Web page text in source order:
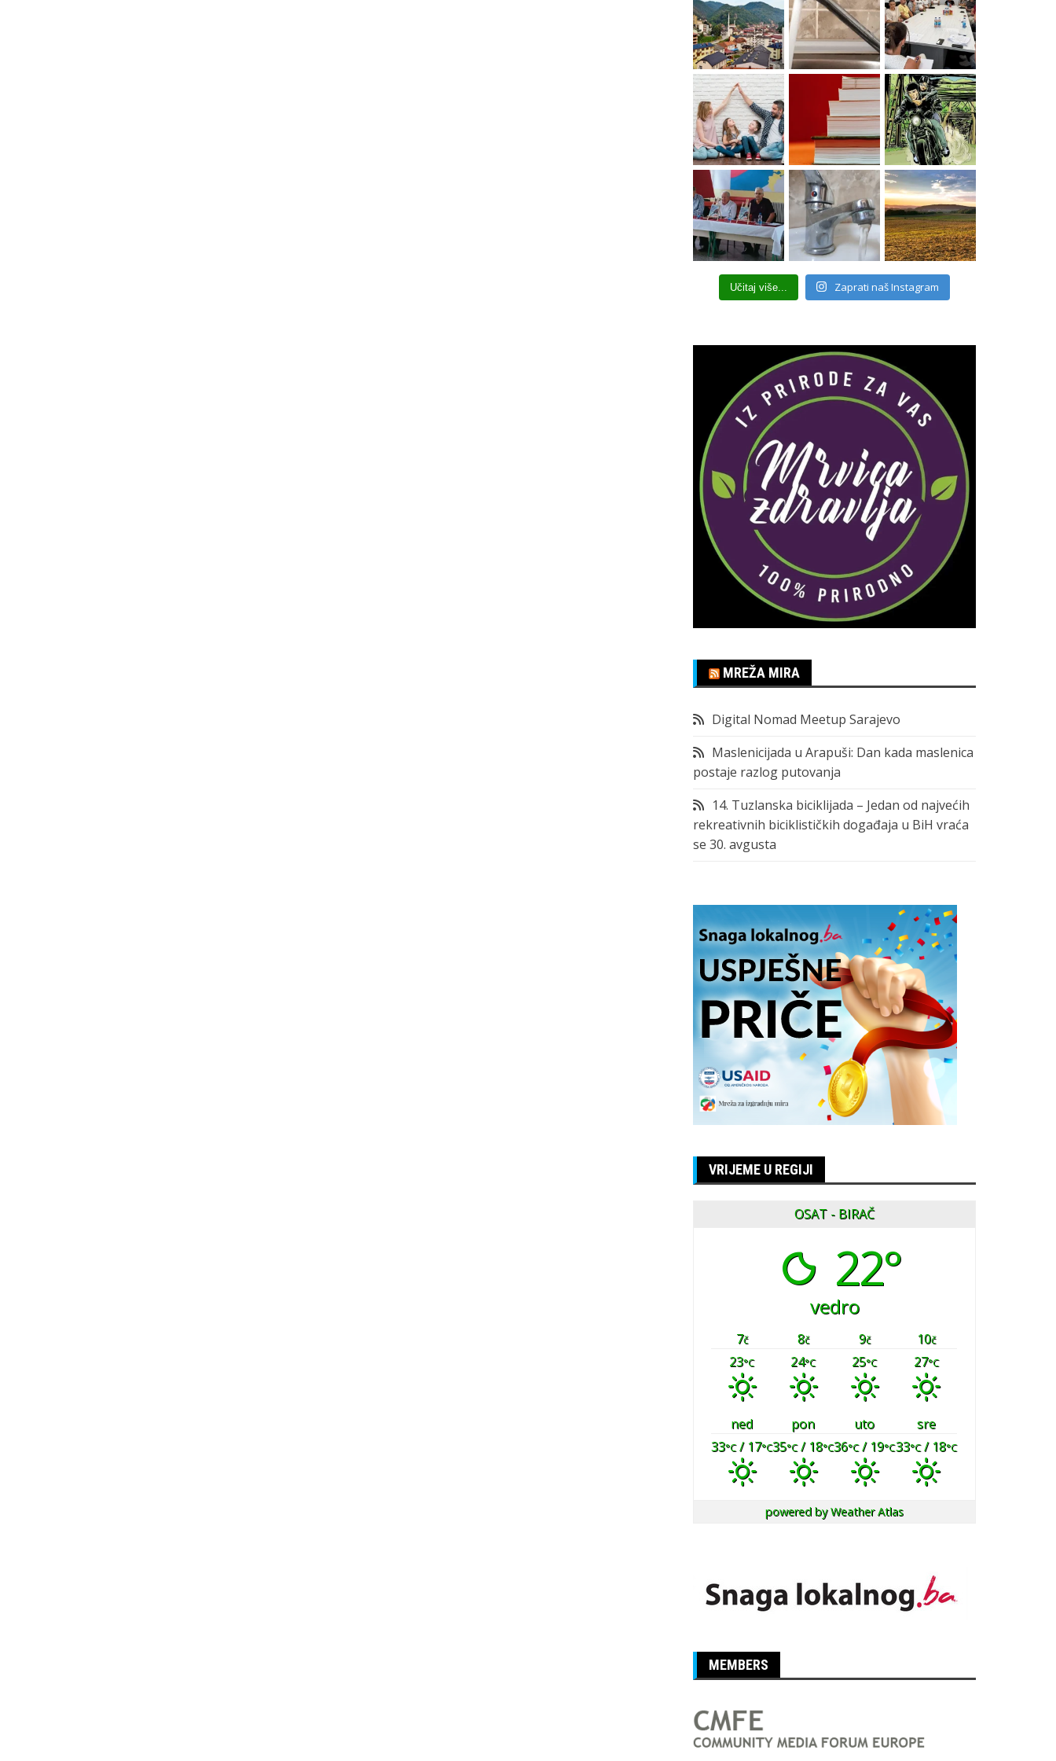
Učitaj više... Zaprati naš Instagram
MREŽA MIRA
Digital Nomad Meetup Sarajevo
Maslenicijada u Arapuši: Dan kada maslenica
postaje razlog putovanja
14. Tuzlanska biciklijada – Jedan od najvećih
rekreativnih biciklističkih događaja u BiH vraća
se 30. avgusta
VRIJEME U REGIJI
OSAT - BIRAČ
22°
vedro
7č 8č 9č 10č
23°C 24°C 25°C 27°C
ned pon uto
sre
33°C/ 17°C35°C/ 18°C36°C/ 19°C33°C/ 18°C
powered byWeather Atlas
MEMBERS